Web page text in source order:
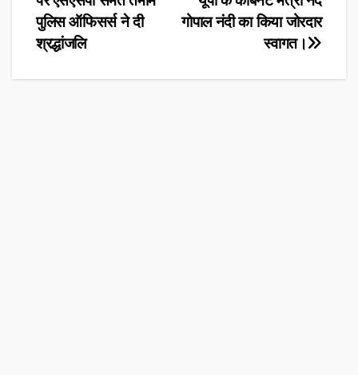
गोपाल नंदी का किया जोरदार
स्वागत।
पुलिस ऑफिसर्स ने दी
श्रद्धांजलि